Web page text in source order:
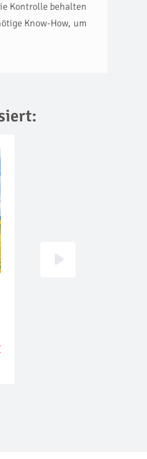
Kontrolle behalten
Know-How, um